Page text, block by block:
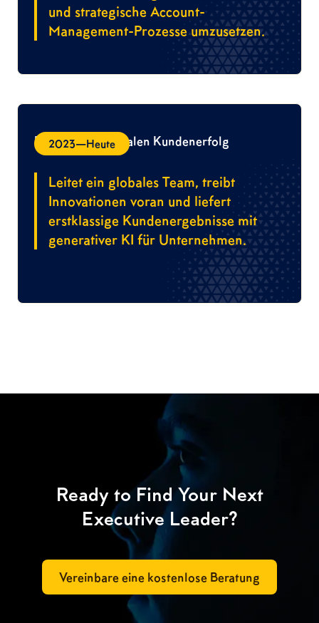
und strategische Account-
Management-Prozesse umzusetzen.
2023—Heute
Direktor für globalen Kundenerfolg
Leitet ein globales Team, treibt
Innovationen voran und liefert
erstklassige Kundenergebnisse mit
generativer KI für Unternehmen.
Ready to Find Your Next
Executive Leader?
Vereinbare eine kostenlose Beratung